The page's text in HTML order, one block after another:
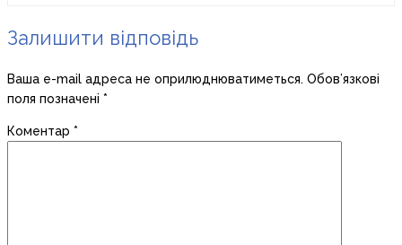
Залишити відповідь
Ваша e-mail адреса не оприлюднюватиметься. Обов’язкові
поля позначені *
Коментар *